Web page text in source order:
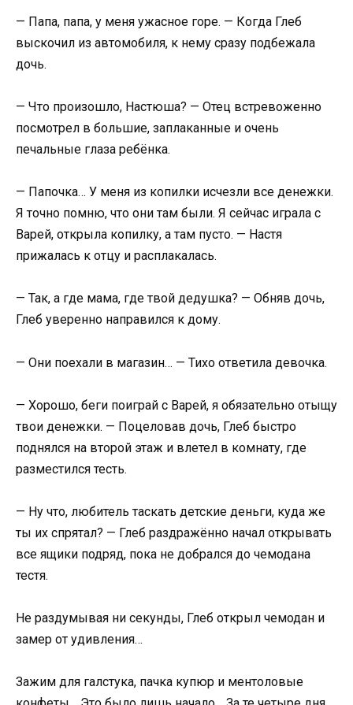
— Папа, папа, у меня ужасное горе. — Когда Глеб
выскочил из автомобиля, к нему сразу подбежала
дочь.
— Что произошло, Настюша? — Отец встревоженно
посмотрел в большие, заплаканные и очень
печальные глаза ребёнка.
— Папочка… У меня из копилки исчезли все денежки.
Я точно помню, что они там были. Я сейчас играла с
Варей, открыла копилку, а там пусто. — Настя
прижалась к отцу и расплакалась.
— Так, а где мама, где твой дедушка? — Обняв дочь,
Глеб уверенно направился к дому.
— Они поехали в магазин… — Тихо ответила девочка.
— Хорошо, беги поиграй с Варей, я обязательно отыщу
твои денежки. — Поцеловав дочь, Глеб быстро
поднялся на второй этаж и влетел в комнату, где
разместился тесть.
— Ну что, любитель таскать детские деньги, куда же
ты их спрятал? — Глеб раздражённо начал открывать
все ящики подряд, пока не добрался до чемодана
тестя.
Не раздумывая ни секунды, Глеб открыл чемодан и
замер от удивления…
Зажим для галстука, пачка купюр и ментоловые